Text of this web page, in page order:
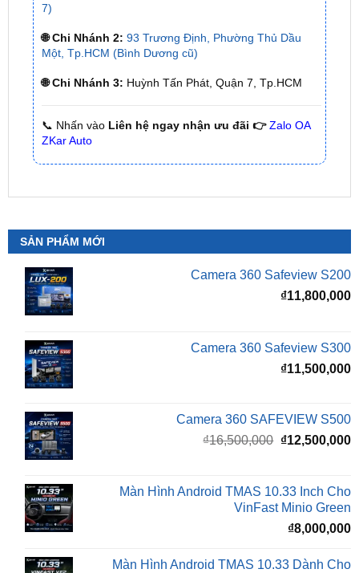
7)
🌐 Chi Nhánh 2: 93 Trương Định, Phường Thủ Dầu
Một, Tp.HCM (Bình Dương cũ)
🌐 Chi Nhánh 3: Huỳnh Tấn Phát, Quận 7, Tp.HCM
📞 Nhấn vàoLiên hệ ngay nhận ưu đãi 👉 Zalo OA
ZKar Auto
SẢN PHẨM MỚI
Camera 360 Safeview S200
₫11,800,000
Camera 360 Safeview S300
₫11,500,000
Camera 360 SAFEVIEW S500
₫16,500,000 Giá
₫16,500,000.
₫12,500,000
Màn Hình Android TMAS 10.33 Inch Cho
VinFast Minio Green
₫8,000,000
Màn Hình Android TMAS 10.33 Dành Cho